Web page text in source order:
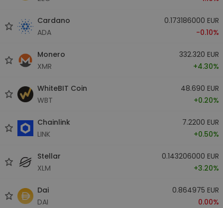
Cardano
ADA
0.173186000 EUR
-0.10%
Monero
XMR
332.320 EUR
+4.30%
WhiteBIT Coin
WBT
48.690 EUR
+0.20%
Chainlink
LINK
7.2200 EUR
+0.50%
Stellar
XLM
0.143206000 EUR
+3.20%
Dai
DAI
0.864975 EUR
0.00%